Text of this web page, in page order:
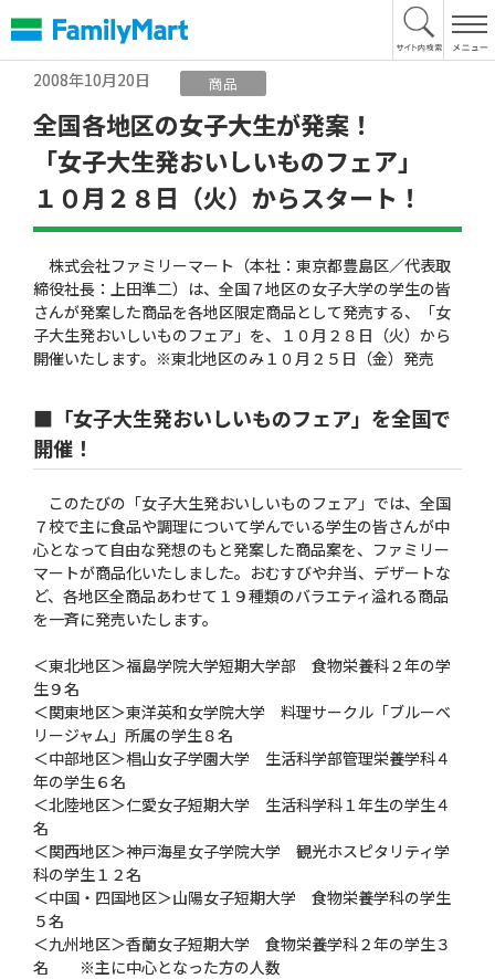
文
へ
2008年10月20日
商品
全国各地区の女子大生が発案！
「女子大生発おいしいものフェア」
１０月２８日（火）からスタート！
株式会社ファミリーマート（本社：東京都豊島区／代表取
締役社長：上田準二）は、全国７地区の女子大学の学生の皆
さんが発案した商品を各地区限定商品として発売する、「女
子大生発おいしいものフェア」を、１０月２８日（火）から
開催いたします。※東北地区のみ１０月２５日（金）発売
■「女子大生発おいしいものフェア」を全国で
開催！
このたびの「女子大生発おいしいものフェア」では、全国
７校で主に食品や調理について学んでいる学生の皆さんが中
心となって自由な発想のもと発案した商品案を、ファミリー
マートが商品化いたしました。おむすびや弁当、デザートな
ど、各地区全商品あわせて１９種類のバラエティ溢れる商品
を一斉に発売いたします。
＜東北地区＞福島学院大学短期大学部 食物栄養科２年の学
生９名
＜関東地区＞東洋英和女学院大学 料理サークル「ブルーベ
リージャム」所属の学生８名
＜中部地区＞椙山女子学園大学 生活科学部管理栄養学科４
年の学生６名
＜北陸地区＞仁愛女子短期大学 生活科学科１年生の学生４
名
＜関西地区＞神戸海星女子学院大学 観光ホスピタリティ学
科の学生１２名
＜中国・四国地区＞山陽女子短期大学 食物栄養学科の学生
５名
＜九州地区＞香蘭女子短期大学 食物栄養学科２年の学生３
名 ※主に中心となった方の人数